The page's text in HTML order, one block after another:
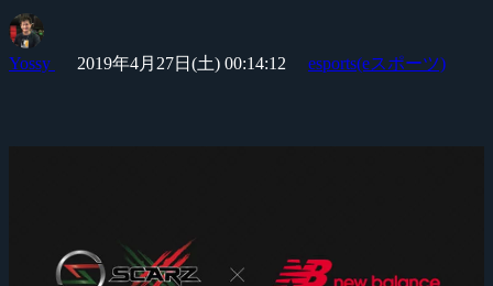
Yossy 2019年4月27日(土) 00:14:12 esports(eスポーツ)